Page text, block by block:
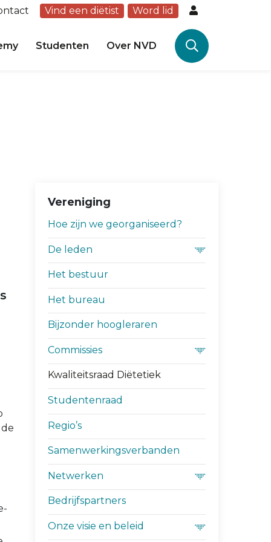
Vind een diëtist Word lid
Studenten Over NVD
Vereniging
Hoe zijn we georganiseerd?
De leden
Het bestuur
Het bureau
Bijzonder hoogleraren
Commissies
Kwaliteitsraad Diëtetiek
Studentenraad
Regio’s
Samenwerkingsverbanden
Netwerken
Bedrijfspartners
Onze visie en beleid